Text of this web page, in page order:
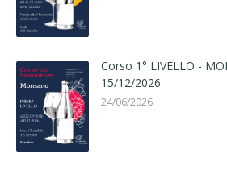
Corso 1° LIVELLO -
15/12/2026
24/06/2026